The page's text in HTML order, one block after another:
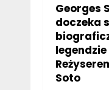
Georges
doczeka
legendzie
Soto